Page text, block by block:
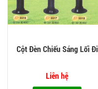
Cột Đèn Chiếu Sáng Lối Đi
Liên hệ